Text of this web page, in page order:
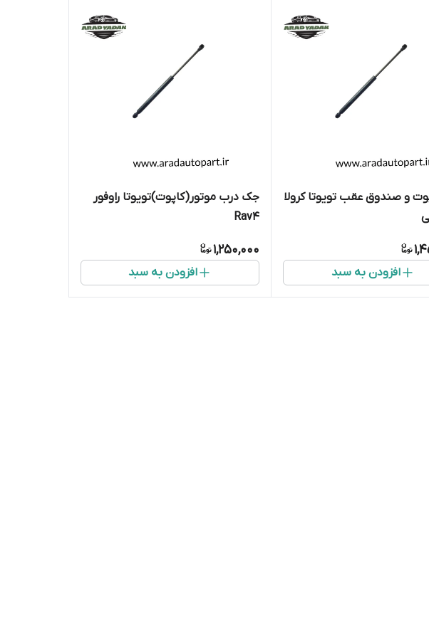
و صندوق عقب تویوتا کرولا
افزودن به سبد
جک درب موتور(کاپوت)تویوتا راوفور
Rav4
1,250,000
افزودن به سبد